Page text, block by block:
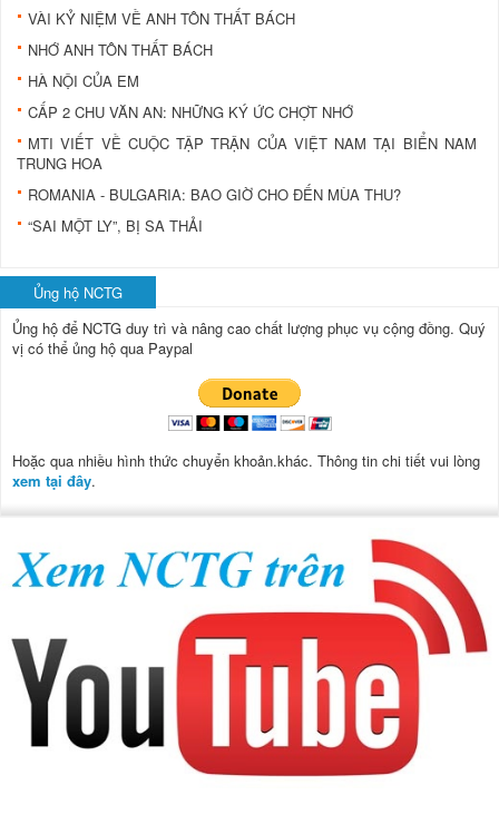
VÀI KỶ NIỆM VỀ ANH TÔN THẤT BÁCH
NHỚ ANH TÔN THẤT BÁCH
HÀ NỘI CỦA EM
CẤP 2 CHU VĂN AN: NHỮNG KÝ ỨC CHỢT NHỚ
MTI VIẾT VỀ CUỘC TẬP TRẬN CỦA VIỆT NAM TẠI BIỂN NAM
TRUNG HOA
ROMANIA - BULGARIA: BAO GIỜ CHO ÐẾN MÙA THU?
“SAI MỘT LY”, BỊ SA THẢI
Ủng hộ NCTG
Ủng hộ để NCTG duy trì và nâng cao chất lượng phục vụ cộng đồng. Quý
vị có thể ủng hộ qua Paypal
Hoặc qua nhiều hình thức chuyển khoản.khác. Thông tin chi tiết vui lòng
xem tại đây.